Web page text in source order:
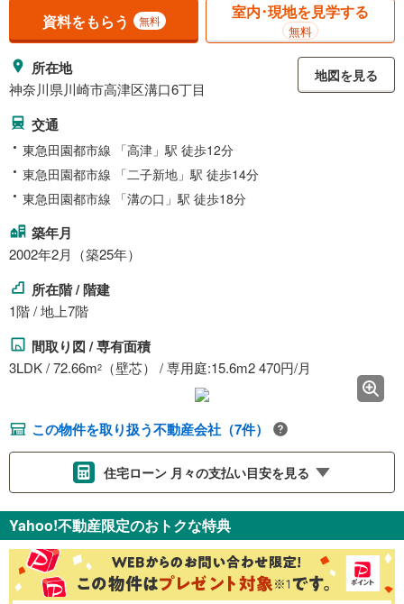
資料をもらう 無料 室内･現地を見学する
無料
所在地
神奈川県川崎市高津区溝口6丁目
地図を見る
交通
東急田園都市線 「高津」駅 徒歩12分
東急田園都市線 「二子新地」駅 徒歩14分
東急田園都市線 「溝の口」駅 徒歩18分
築年月
2002年2月（築25年）
所在階 / 階建
1階 / 地上7階
間取り図 / 専有面積
3LDK / 72.66m2 （壁芯） / 専用庭:15.6m2 470円/月
この物件を取り扱う不動産会社（7件）
住宅ローン 月々の支払い目安を見る
金利 ％
Yahoo!不動産限定のおトクな特典